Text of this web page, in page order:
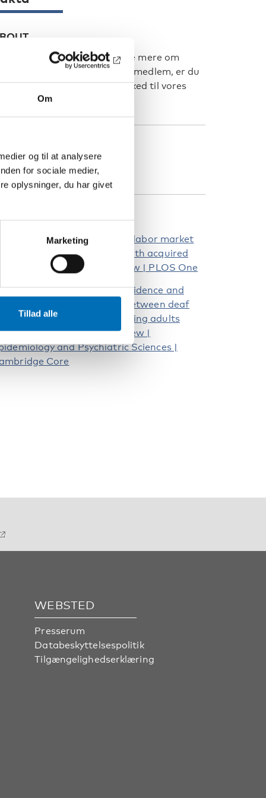
Om
og til at analysere
for sociale medier,
oplysninger, du har givet
Marketing
Tillad alle
du er interesseret i at vide mere om
eller ønsker at blive medlem, er du
til at sende en besked til vores
of and barriers to labor market
among people with acquired
A scoping review | PLOS One
the prevalence, incidence and
of mental disorders between deaf
hard-of-hearing and hearing adults
18–60: a systematic review |
and Psychiatric Sciences |
Core
WEBSTED
Presserum
Databeskyttelsespolitik
Tilgængelighedserklæring